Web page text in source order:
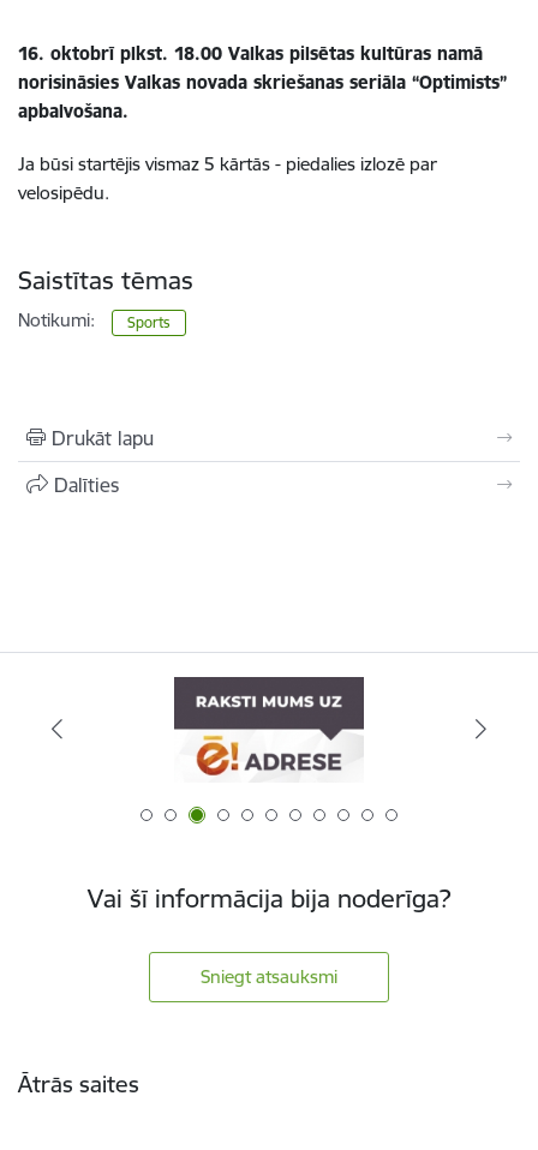
16. oktobrī plkst. 18.00 Valkas pilsētas kultūras namā
norisināsies Valkas novada skriešanas seriāla “Optimists”
apbalvošana.
Ja būsi startējis vismaz 5 kārtās - piedalies izlozē par
velosipēdu.
Saistītas tēmas
Notikumi: Sports
Drukāt lapu
Dalīties
Vai šī informācija bija noderīga?
Sniegt atsauksmi
Ātrās saites